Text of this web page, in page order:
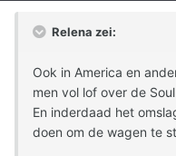
Relena zei:
Ook in America en
men vol lof over de
En inderdaad het
doen om de wagen te